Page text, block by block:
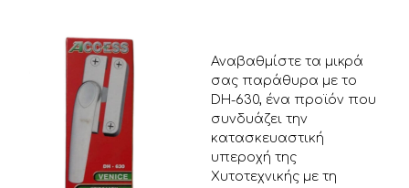
Αναβαθμίστε τα μικρά
σας παράθυρα με το
DH-630, ένα προϊόν που
συνδυάζει την
κατασκευαστική
υπεροχή της
Χυτοτεχνικής με τη